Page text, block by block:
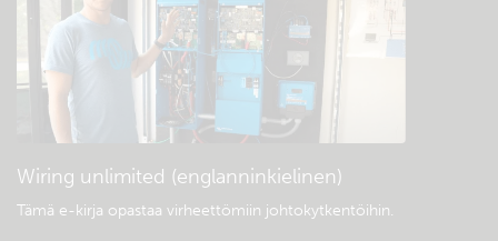
tukitietokantaan
Yleiset lataukset ja dokumentaatio
Wiring unlimited (englanninkielinen)
Tämä e-kirja opastaa virheettömiin johtokytkentöihin.